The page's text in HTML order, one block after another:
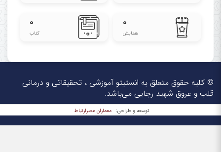
۰
همایش
۰
کتاب
© کلیه حقوق متعلق به انستیتو آموزشی ، تحقیقاتی و درمانی
قلب و عروق شهید رجایی می‌باشد.
توسعه و طراحی: معماران عصر‌ارتباط